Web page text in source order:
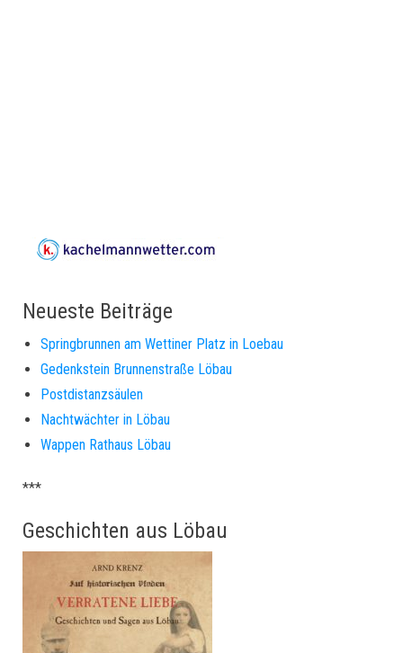
Neueste Beiträge
Springbrunnen am Wettiner Platz in Loebau
Gedenkstein Brunnenstraße Löbau
Postdistanzsäulen
Nachtwächter in Löbau
Wappen Rathaus Löbau
***
Geschichten aus Löbau